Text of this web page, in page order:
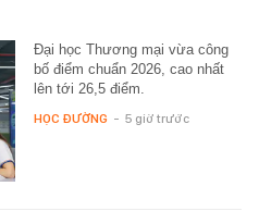
Đại học Thương mại vừa công
bố điểm chuẩn 2026, cao nhất
lên tới 26,5 điểm.
HỌC ĐƯỜNG - 5 giờ trước